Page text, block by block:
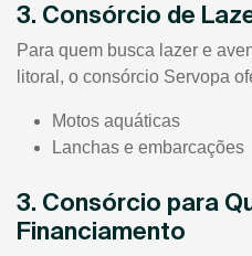
3. Consórcio de
Para quem busca lazer e
litoral, o consórcio Servopa
Motos aquáticas
Lanchas e embarcações
3. Consórcio para
Financiamento